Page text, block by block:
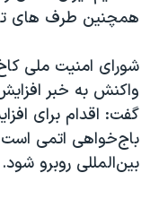
همچنین طرف های
واکنش به خبر
گفت: اقدام برای
باج‌خواهی اتمی است
بین‌المللی روبرو شود.​